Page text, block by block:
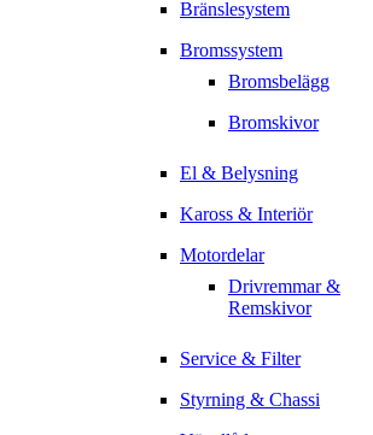
Bränslesystem
Bromssystem
Bromsbelägg
Bromskivor
El & Belysning
Kaross & Interiör
Motordelar
Drivremmar &
Remskivor
Service & Filter
Styrning & Chassi